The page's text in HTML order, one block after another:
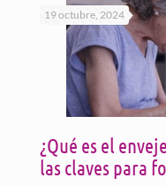
19 octubre, 2024
¿Qué es el
las claves para